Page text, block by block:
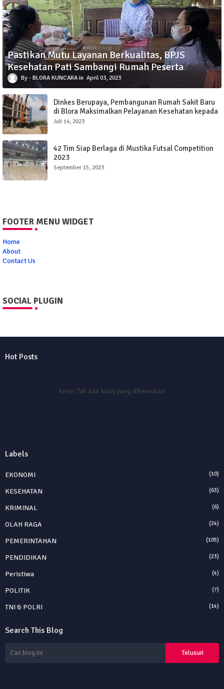
Pastikan Mutu Layanan Berkualitas, BPJS
Kesehatan Pati Sambangi Rumah Peserta
BLORA KUNCARA April 03, 2023
Dinkes Berupaya, Pembangunan Rumah Sakit Baru
di Blora Maksimalkan Pelayanan Kesehatan kepada
Masyarakat
Juli 14, 2023
42 Tim Siap Berlaga di Mustika Futsal Competition
2023
September 15, 2023
FOOTER MENU WIDGET
Home
About
Contact Us
SOCIAL PLUGIN
Hot Posts
Error: Tak ada hasil yang ditemukan
Labels
EKONOMI (10)
KESEHATAN (63)
KRIMINAL (6)
OLAH RAGA (24)
PEMERINTAHAN (105)
PENDIDIKAN (23)
Peristiwa (4)
POLITIK (7)
TNI & POLRI (14)
Search This Blog